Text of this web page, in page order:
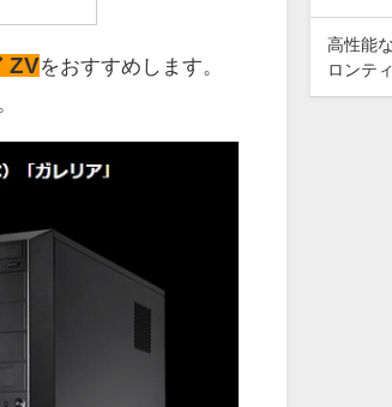
ZVをおすすめ します。
高性能
ロンテ